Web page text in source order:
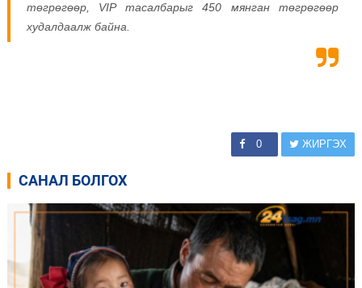
төгрөгөөр, VIP тасалбарыг 450 мянган төгрөгөөр
худалдаалж байна.
0 ЖИРГЭХ
САНАЛ БОЛГОХ